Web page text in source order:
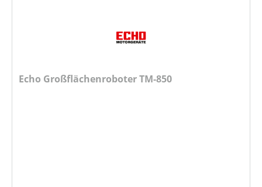
Echo Großflächenroboter TM-850